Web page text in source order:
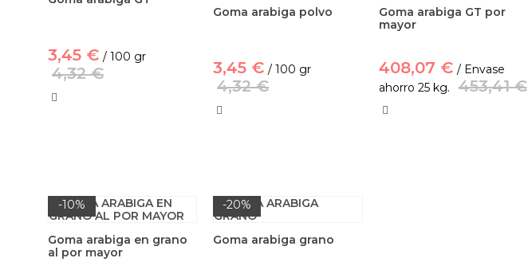
3,45 € / 100 gr
4,32 €
Goma arabiga polvo
3,45 € / 100 gr
4,32 €
Goma arabiga GT por
mayor
408,07 € / Envase
ahorro 25 kg.
453,41 €
-10%
Goma arabiga en grano
al por mayor
-20%
Goma arabiga grano